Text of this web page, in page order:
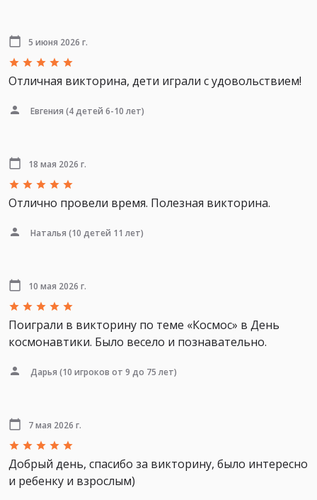
5 июня 2026 г.
Отличная викторина, дети играли с удовольствием!
Евгения (4 детей 6-10 лет)
18 мая 2026 г.
Отлично провели время. Полезная викторина.
Наталья (10 детей 11 лет)
10 мая 2026 г.
Поиграли в викторину по теме «Космос» в День
космонавтики. Было весело и познавательно.
Дарья (10 игроков от 9 до 75 лет)
7 мая 2026 г.
Добрый день, спасибо за викторину, было интересно
и ребенку и взрослым)